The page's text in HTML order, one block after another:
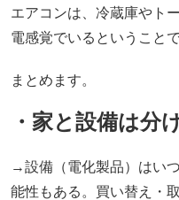
エアコンは、冷蔵庫やト
電感覚でいるということで
まとめます。
・家と設備は分
→設備（電化製品）はい
能性もある。買い替え・